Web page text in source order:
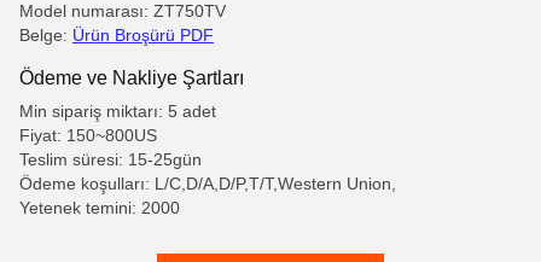
Model numarası: ZT750TV
Belge: Ürün Broşürü PDF
Ödeme ve Nakliye Şartları
Min sipariş miktarı: 5 adet
Fiyat: 150~800US
Teslim süresi: 15-25gün
Ödeme koşulları: L/C,D/A,D/P,T/T,Western Union,
Yetenek temini: 2000